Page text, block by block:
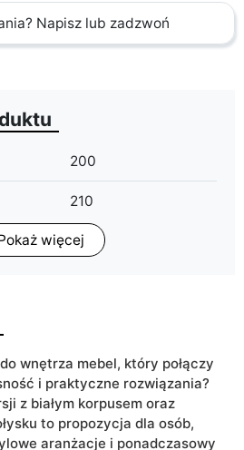
Napisz lub zadzwoń
200
210
57
mat
biały
złoty
więcej
wnętrza mebel, który połączy
i praktyczne rozwiązania?
z białym korpusem oraz
to propozycja dla osób,
aranżacje i ponadczasowy